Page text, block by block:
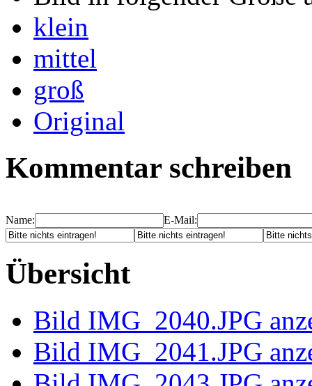
Bild in folgender Größe
klein
mittel
groß
Übersicht